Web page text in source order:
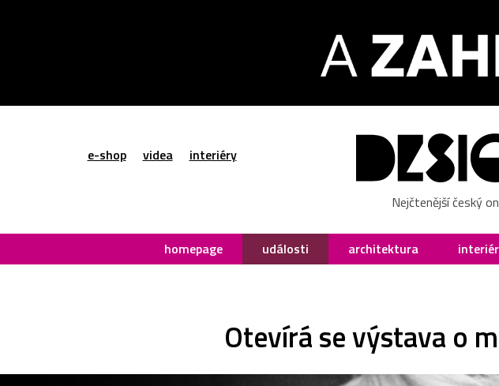
e-shop videa interiéry
Nejčtenější český
homepage události architektura interiér
Otevírá se výstava o